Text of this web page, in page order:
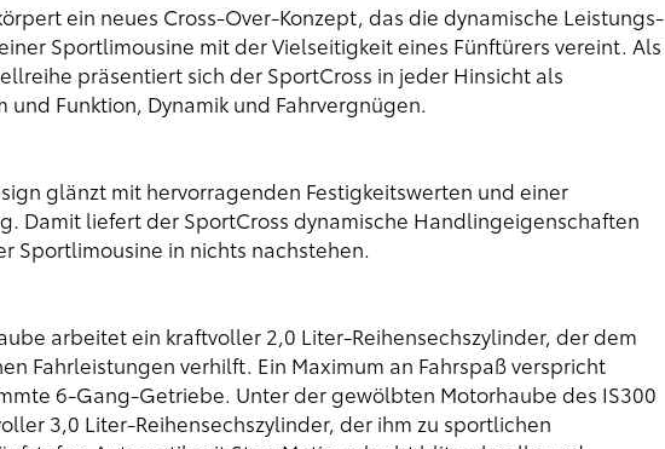
ein neues Cross-Over-Konzept, das die dynamische Leistungs-
Sportlimousine mit der Vielseitigkeit eines Fünftürers vereint. Als
präsentiert sich der SportCross in jeder Hinsicht als
und Funktion, Dynamik und Fahrvergnügen.
glänzt mit hervorragenden Festigkeitswerten und einer
Damit liefert der SportCross dynamische Handlingeigenschaften
Sportlimousine in nichts nachstehen.
arbeitet ein kraftvoller 2,0 Liter-Reihensechszylinder, der dem
Fahrleistungen verhilft. Ein Maximum an Fahrspaß verspricht
6-Gang-Getriebe. Unter der gewölbten Motorhaube des IS300
3,0 Liter-Reihensechszylinder, der ihm zu sportlichen